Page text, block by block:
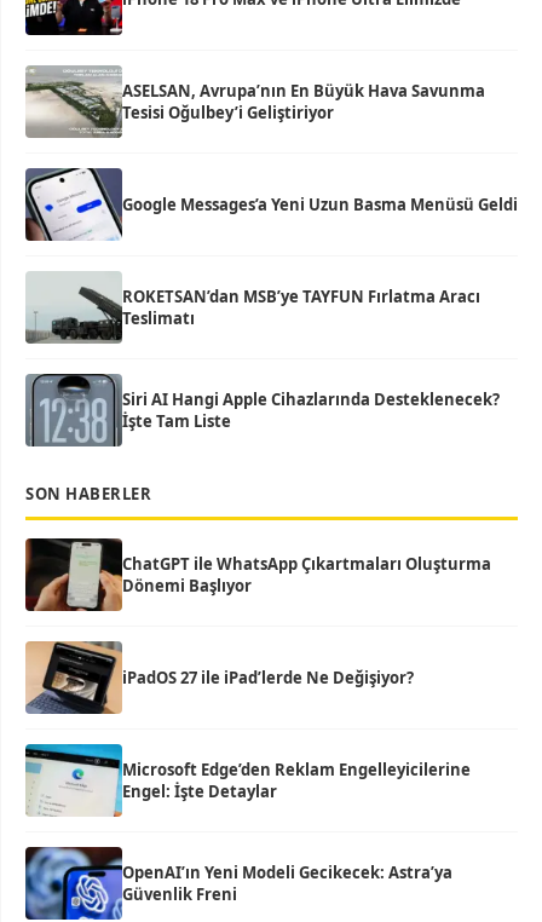
ASELSAN, Avrupa’nın En Büyük Hava Savunma
Tesisi Oğulbey’i Geliştiriyor
Google Messages’a Yeni Uzun Basma Menüsü Geldi
ROKETSAN’dan MSB’ye TAYFUN Fırlatma Aracı
Teslimatı
Siri AI Hangi Apple Cihazlarında Desteklenecek?
İşte Tam Liste
SON HABERLER
ChatGPT ile WhatsApp Çıkartmaları Oluşturma
Dönemi Başlıyor
iPadOS 27 ile iPad’lerde Ne Değişiyor?
Microsoft Edge’den Reklam Engelleyicilerine
Engel: İşte Detaylar
OpenAI’ın Yeni Modeli Gecikecek: Astra’ya
Güvenlik Freni